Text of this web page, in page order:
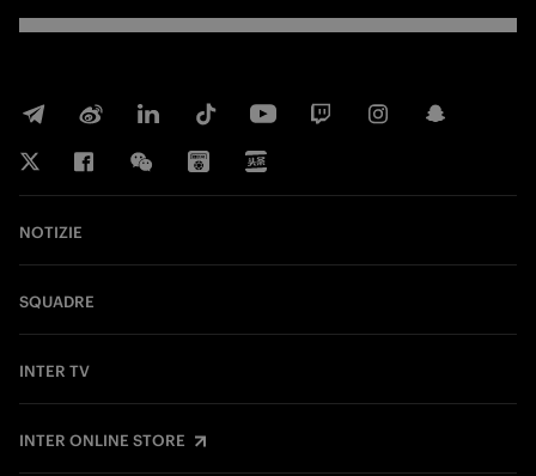
NOTIZIE
SQUADRE
INTER TV
INTER ONLINE STORE